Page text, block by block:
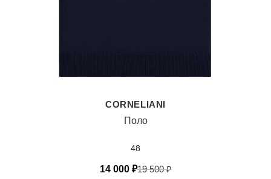
CORNELIANI
Поло
48
14 000 ₽19 500₽